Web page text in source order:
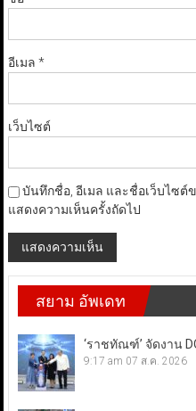
อีเมล *
เว็บไซต์
บันทึกชื่อ, อีเมล และชื่อเว็บไซต์
แสดงความเห็นครั้งถัดไป
สยาม อัพเดท
‘ราชทัณฑ์’ จัดงาน
9:17 am 07 ส.ค. 2026